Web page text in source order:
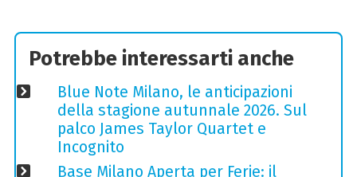
Potrebbe interessarti anche
Blue Note Milano, le anticipazioni
della stagione autunnale 2026. Sul
palco James Taylor Quartet e
Incognito
Base Milano Aperta per Ferie: il